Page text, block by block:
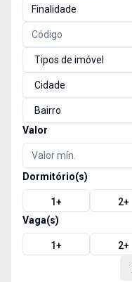
Finalidade
Tipos de imóvel
Cidade
Bairro
Valor
Dormitório(s)
1+ 2+
Vaga(s)
1+ 2+